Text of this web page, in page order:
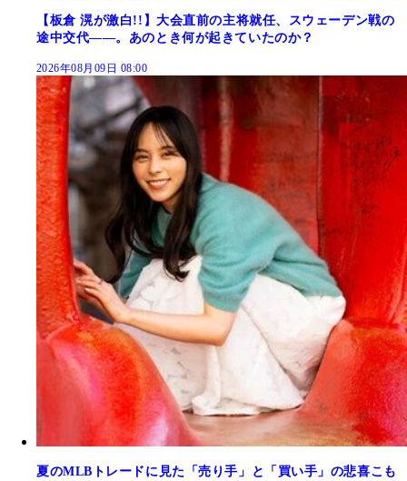
【板倉 滉が激白!!】大会直前の主将就任、スウェーデン戦の
途中交代――。あのとき何が起きていたのか？
2026年08月09日 08:00
夏のMLBトレードに見た「売り手」と「買い手」の悲喜こも